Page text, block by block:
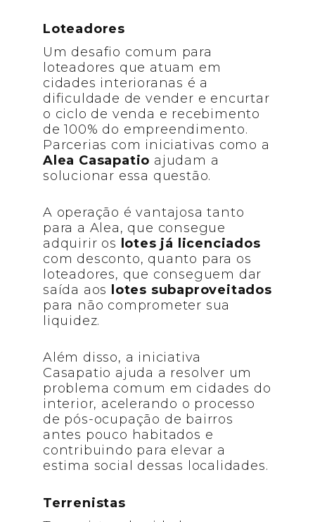
Loteadores
Um desafio comum para
loteadores que atuam em
cidades interioranas é a
dificuldade de vender e encurtar
o ciclo de venda e recebimento
de 100% do empreendimento.
Parcerias com iniciativas como a
Alea Casapatio ajudam a
solucionar essa questão.
A operação é vantajosa tanto
para a Alea, que consegue
adquirir os
lotes já licenciados
com desconto, quanto para os
loteadores, que conseguem dar
saída aos
lotes subaproveitados
para não comprometer sua
liquidez.
Além disso, a iniciativa
Casapatio ajuda a resolver um
problema comum em cidades do
interior, acelerando o processo
de pós-ocupação de bairros
antes pouco habitados e
contribuindo para elevar a
estima social dessas localidades.
Terrenistas